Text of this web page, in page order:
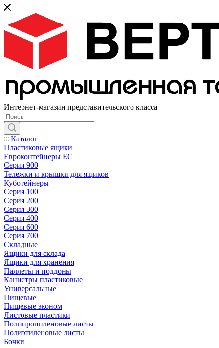
Интернет-магазин представительского класса
Каталог
Пластиковые ящики
Евроконтейнеры ЕС
Серия 900
Тележки и крышки для ящиков
Куботейнеры
Серия 100
Серия 200
Серия 300
Серия 400
Серия 600
Серия 700
Складные
Ящики для склада
Ящики для хранения
Паллеты и поддоны
Канистры пластиковые
Универсальные
Пищевые
Пищевые эконом
Листовые пластики
Полипропиленовые листы
Полиэтиленовые листы
Бочки